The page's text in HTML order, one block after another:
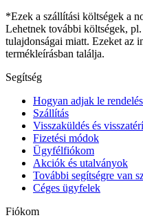
*Ezek a szállítási költségek a
Lehetnek további költségek,
tulajdonságai miatt. Ezeket az
termékleírásban találja.
Segítség
Hogyan adjak le
Szállítás
Visszaküldés és
Fizetési módok
Ügyfélfiókom
Akciók és utalványok
További segítségre van
Céges ügyfelek
Fiókom